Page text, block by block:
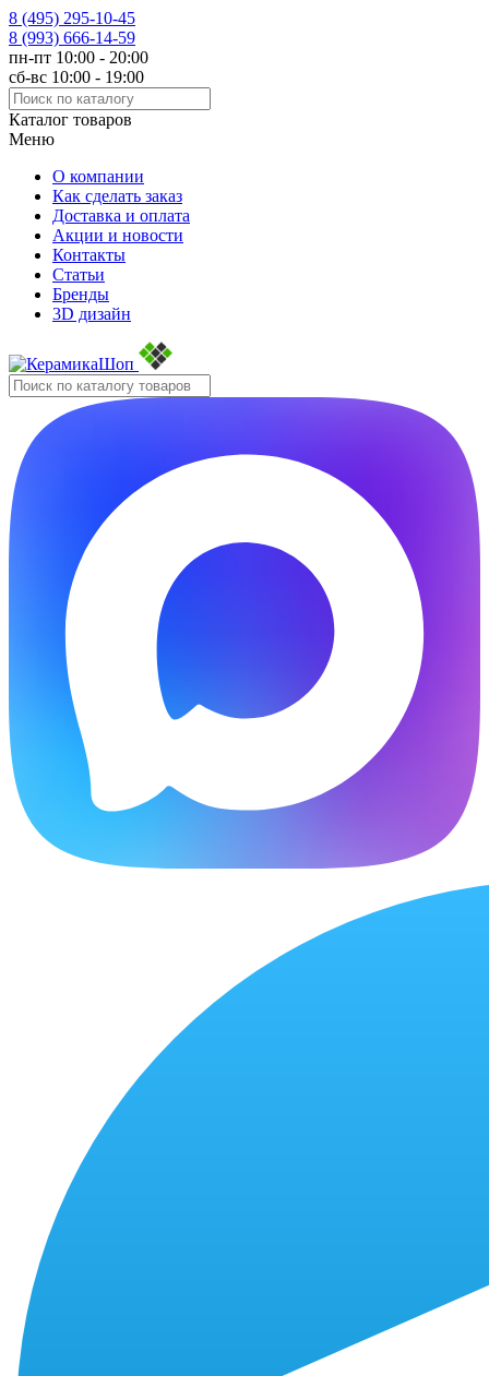
8 (495) 295-10-45
8 (993) 666-14-59
пн-пт 10:00 - 20:00
сб-вс 10:00 - 19:00
Каталог товаров
Меню
О компании
Как сделать заказ
Доставка и оплата
Акции и новости
Контакты
Статьи
Бренды
3D дизайн